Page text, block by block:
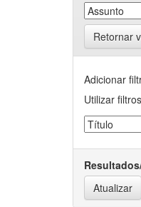
Retornar
Adicionar
Utilizar